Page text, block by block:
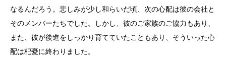
なるんだろう。悲しみが少し和らいだ頃、次の心配は彼の会社と
そのメンバーたちでした。しかし、彼のご家族のご協力もあり、
また、彼が後進をしっかり育てていたこともあり、そういった心
配は杞憂に終わりました。